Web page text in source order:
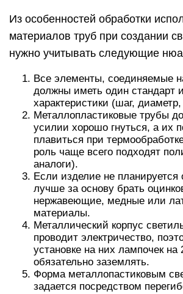
Из особенностей обработки
материалов труб при создании
нужно учитывать следующие
Все элементы, соединяемые
должны иметь один стандарт
характеристики (шаг,
Металлопластиковые трубы
усилии хорошо гнуться, а их
плавиться при
роль чаще всего подходят
аналоги).
Если изделие не планируется
лучше за основу брать
нержавеющие, медные или
материалы.
Металлический корпус
проводит электричество,
установке на них лампочек
обязательно заземлять.
Форма металлопастиковым
задается посредством